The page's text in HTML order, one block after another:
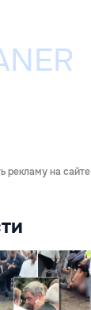
рекламу на сайте